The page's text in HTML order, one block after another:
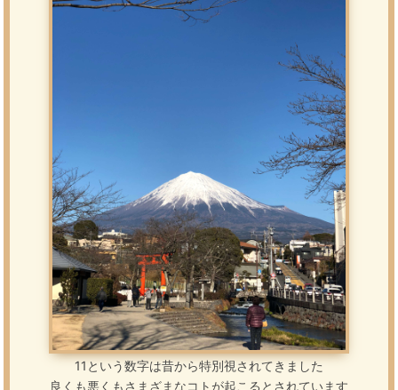
11という数字は昔から特別視されてきました
良くも悪くもさまざまなコトが起こるとされています